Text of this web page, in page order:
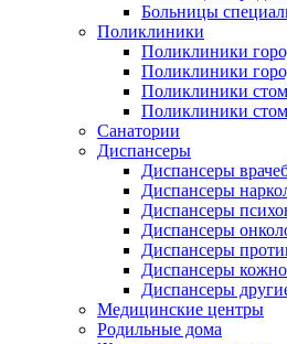
Больницы
Поликлиники
Поликлиники
Поликлиники
Поликлиники
Поликлиники
Санатории
Диспансеры
Диспансеры
Диспансеры
Диспансеры
Диспансеры
Диспансеры
Диспансеры
Диспансеры
Медицинские центры
Родильные дома